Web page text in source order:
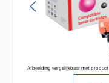
Afbeelding vergelijkbaar met product